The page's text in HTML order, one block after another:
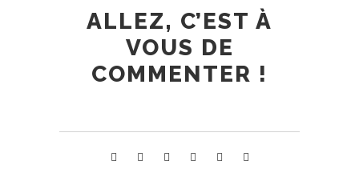
ALLEZ, C’EST À
VOUS DE
COMMENTER !